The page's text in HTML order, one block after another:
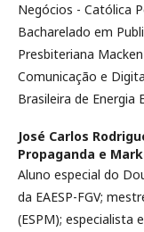
Negócios - Católica
Bacharelado em
Presbiteriana
Comunicação e
Brasileira de Energia
José Carlos
Propaganda e
Aluno especial do
da EAESP-FGV;
(ESPM); especialista